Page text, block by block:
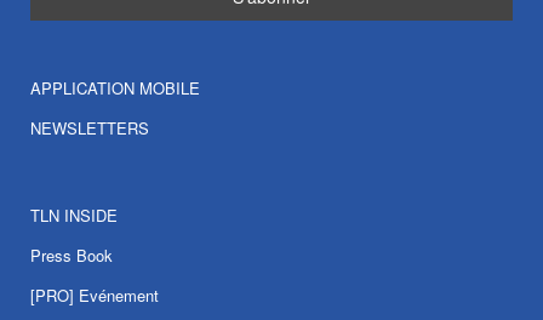
APPLICATION MOBILE
NEWSLETTERS
TLN INSIDE
Press Book
[PRO] Evénement